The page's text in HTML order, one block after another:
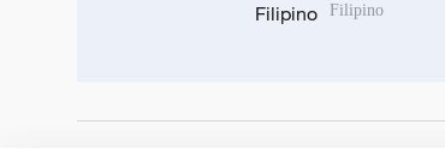
Filipino Filipino